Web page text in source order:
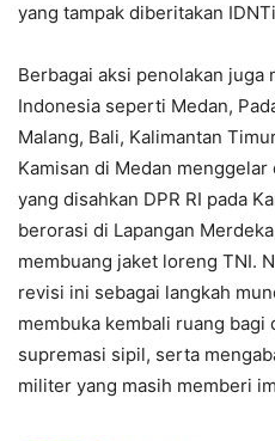
yang tampak diberitakan
Berbagai aksi penolakan
Indonesia seperti Medan,
Malang, Bali, Kalimantan
Kamisan di Medan
yang disahkan DPR RI pada
berorasi di Lapangan
membuang jaket loreng TNI.
revisi ini sebagai langkah
membuka kembali ruang bagi
supremasi sipil, serta
militer yang masih memberi